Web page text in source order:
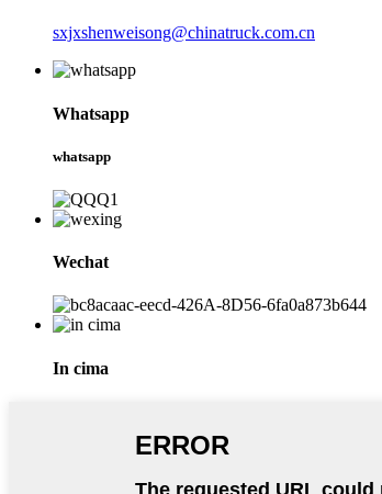
sxjxshenweisong@chinatruck.com.cn
Whatsapp
whatsapp
Wechat
In cima